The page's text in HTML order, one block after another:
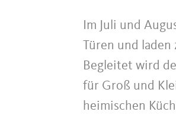
Im Juli und
Türen und
Begleitet wird
für Groß und
heimischen